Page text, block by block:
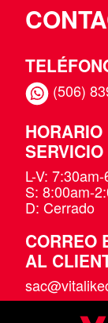
(506)
L-V:
S: 8:00am-
D: Cerrado
CORREO
AL